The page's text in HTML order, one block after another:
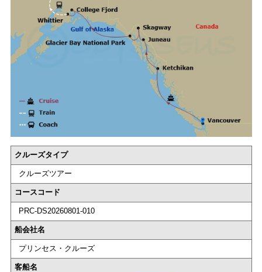
クルーズタイプ
クルーズツアー
コースコード
PRC-DS20260801-010
船会社名
プリンセス・クルーズ
客船名